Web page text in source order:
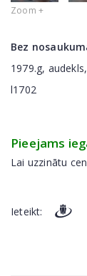
Zoom +
Bez
1979.g,
l1702
Pieejams
Lai uzzinātu
Ieteikt: